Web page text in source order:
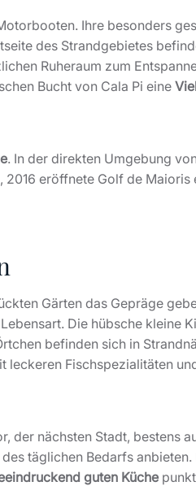
Ihre besonders
des Strandgebietes
Ruheraum zum
Bucht von Cala Pi eine
. In der direkten Umgebung
eröffnete Golf de Maioris
Gärten das Gepräge
Die hübsche kleine
befinden sich in
leckeren Fischspezialitäten
der nächsten Stadt, bestens
täglichen Bedarfs
guten Küche